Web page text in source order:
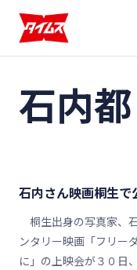
石内都
石内さん映画桐生で
桐生出身の写真家、
ンタリー映画「フリー
に」の上映会が３０日